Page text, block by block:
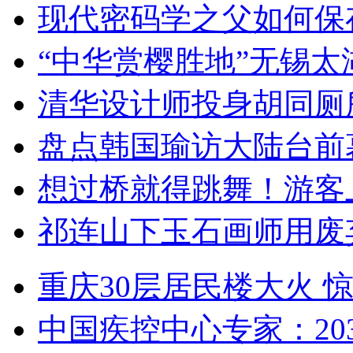
现代密码学之父如何
“中华赏樱胜地”无锡
清华设计师投身胡同
盘点韩国瑜访大陆台
想过桥就得跳舞！游客
祁连山下玉石画师用
重庆30层居民楼大火
中国疾控中心专家：